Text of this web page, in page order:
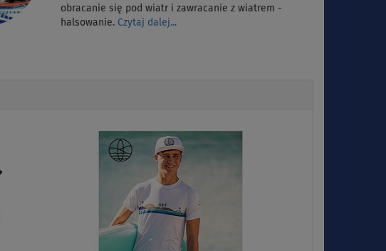
obracanie się pod wiatr i zawracanie z wiatrem -
halsowanie. Czytaj dalej...